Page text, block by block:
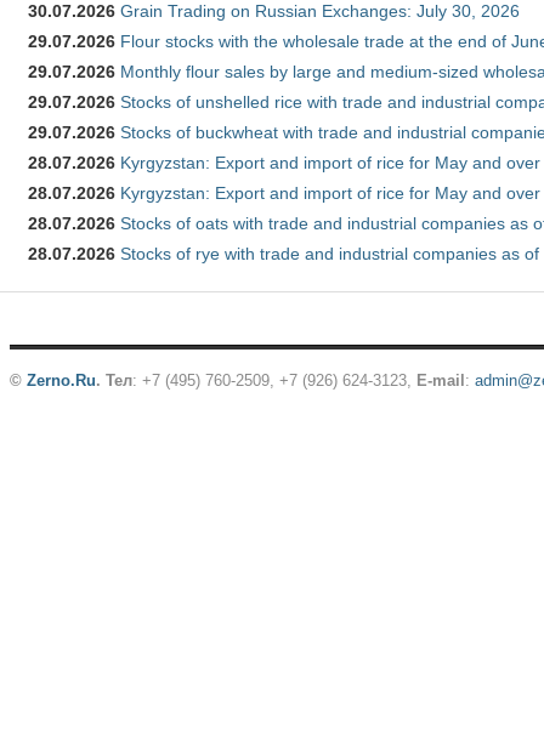
30.07.2026 Grain Trading on Russian Exchanges: July 30, 2026
29.07.2026 Flour stocks with the wholesale trade at the end of
29.07.2026 Monthly flour sales by large and medium-sized
29.07.2026 Stocks of unshelled rice with trade and industrial
29.07.2026 Stocks of buckwheat with trade and industrial
28.07.2026 Kyrgyzstan: Export and import of rice for May and
28.07.2026 Kyrgyzstan: Export and import of rice for May and
28.07.2026 Stocks of oats with trade and industrial companies as
28.07.2026 Stocks of rye with trade and industrial companies as
© Zerno.Ru. Тел: +7 (495) 760-2509, +7 (926) 624-3123, E-mail :